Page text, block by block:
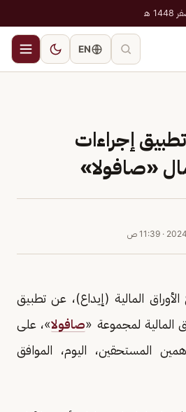
EN
إجراءات
«صافولا»
· 11:39 ص
المالية (إيداع)، عن تطبيق
المالية لمجموعة «صافولا»، على
المستحقين، اليوم، الموافق